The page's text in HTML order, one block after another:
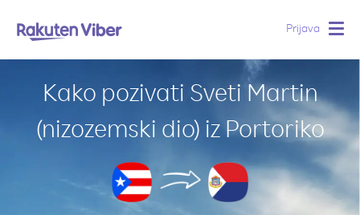
Prijava
Kako pozivati Sveti Martin
(nizozemski dio) iz Portoriko